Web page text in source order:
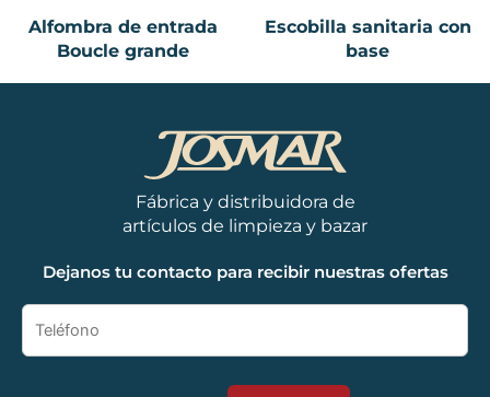
Alfombra de entrada
Boucle grande
Escobilla sanitaria con
base
Fábrica y distribuidora de
artículos de limpieza y bazar
Dejanos tu contacto para recibir nuestras ofertas